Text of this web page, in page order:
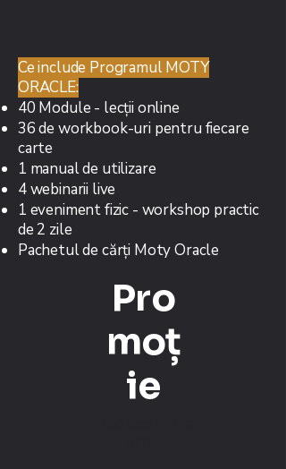
Ce include Programul MOTY
ORACLE:
40 Module - lecții online
36 de workbook-uri pentru fiecare
carte
1 manual de utilizare
4 webinarii live
1 eveniment fizic - workshop practic
de 2 zile
Pachetul de cărți Moty Oracle
Pro
moț
ie